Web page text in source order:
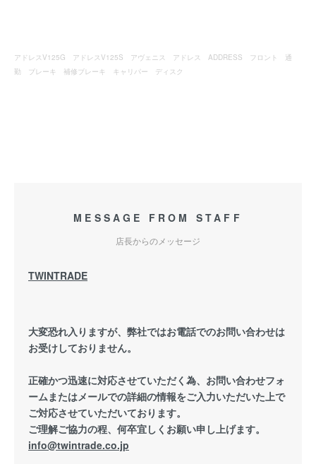
アドレスV125G アドレスV125S アヴェニス アドレス ADDRESS フロント 通
勤 ブレーキ 補修ブレーキ キャリパー ディスク
MESSAGE FROM STAFF
店長からのメッセージ
TWINTRADE
大変恐れ入りますが、弊社ではお電話でのお問い合わせは
お受けしておりません。
正確かつ迅速に対応させていただく為、お問い合わせフォ
ームまたはメールでの詳細の情報をご入力いただいた上で
ご対応させていただいております。
ご理解ご協力の程、何卒宜しくお願い申し上げます。
info@twintrade.co.jp